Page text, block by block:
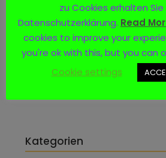
Social Media
Kategorien
zu Cookies erhalten
Datenschutzerklärung. Read
cookies to improve your
you're ok with this, but you can
Cookie settings